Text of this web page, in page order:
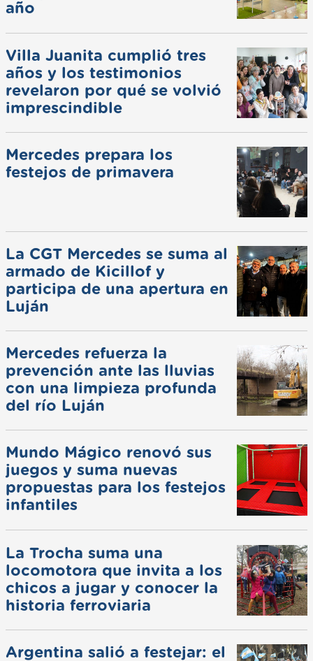
año
Villa Juanita cumplió tres
años y los testimonios
revelaron por qué se volvió
imprescindible
Mercedes prepara los
festejos de primavera
La CGT Mercedes se suma al
armado de Kicillof y
participa de una apertura en
Luján
Mercedes refuerza la
prevención ante las lluvias
con una limpieza profunda
del río Luján
Mundo Mágico renovó sus
juegos y suma nuevas
propuestas para los festejos
infantiles
La Trocha suma una
locomotora que invita a los
chicos a jugar y conocer la
historia ferroviaria
Argentina salió a festejar: el